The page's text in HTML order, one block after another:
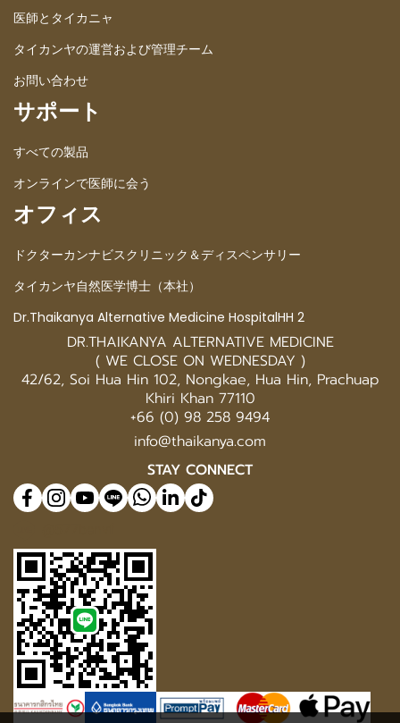
医師とタイカニャ
タイカンヤの運営および管理チーム
お問い合わせ
サポート
すべての製品
オンラインで医師に会う
オフィス
ドクターカンナビスクリニック＆ディスペンサリー
タイカンヤ自然医学博士（本社）
Dr.Thaikanya Alternative Medicine HospitalHH 2
DR.THAIKANYA ALTERNATIVE MEDICINE
( WE CLOSE ON WEDNESDAY )
42/62, Soi Hua Hin 102, Nongkae, Hua Hin, Prachuap
Khiri Khan 77110
+66 (0) 98 258 9494
info@thaikanya.com
STAY CONNECT